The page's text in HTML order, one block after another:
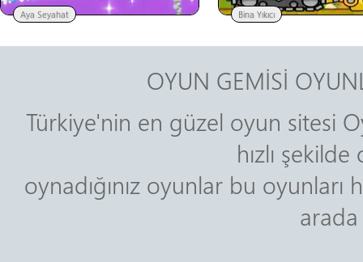
Aya Seyahat Bina Yıkıcı
OYUN GEMİSİ
Türkiye'nin en güzel oyun sitesi
hızlı
oynadığınız oyunlar bu oyunları